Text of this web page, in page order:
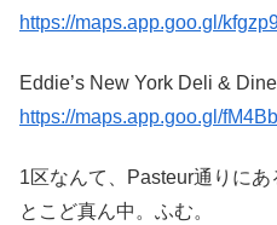
https://maps.app.goo.gl/
Eddie’s New York Deli &
https://maps.app.goo.gl/
1区なんて、Pasteur通りに
とこど真ん中。ふむ。